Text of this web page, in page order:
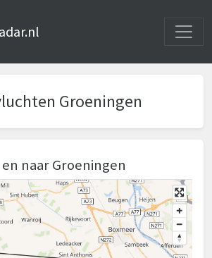
Groeningen
naar Groeningen